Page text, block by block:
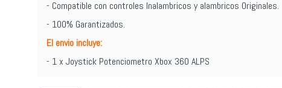
- Compatible con controles Inalambricos y alambricos Originales.
- 100% Garantizados.
El envio incluye:
- 1 x Joystick Potenciometro Xbox 360 ALPS